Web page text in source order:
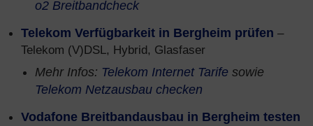
o2 Breitbandcheck
Telekom Verfügbarkeit in Bergheim prüfen –
Telekom (V)DSL, Hybrid, Glasfaser
Mehr Infos: Telekom Internet Tarife sowie
Telekom Netzausbau checken
Vodafone Breitbandausbau in Bergheim testen